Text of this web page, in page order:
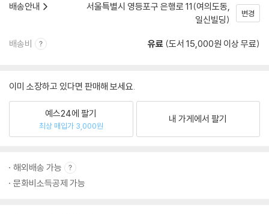
배송안내
서울특별시 영등포구 은행로 11(여의도동,
일신빌딩)
변경
배송비 유료 (도서 15,000원 이상 무료)
이미 소장하고 있다면 판매해 보세요.
예스24에 팔기
최상 매입가 3,000원
내 가게에서 팔기
해외배송 가능
문화비소득공제 가능